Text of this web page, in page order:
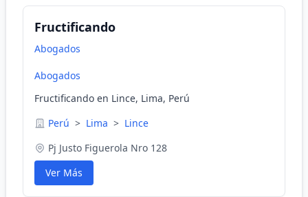
Fructificando
Abogados
Abogados
Fructificando en Lince, Lima, Perú
Perú > Lima > Lince
Pj Justo Figuerola Nro 128
Ver Más